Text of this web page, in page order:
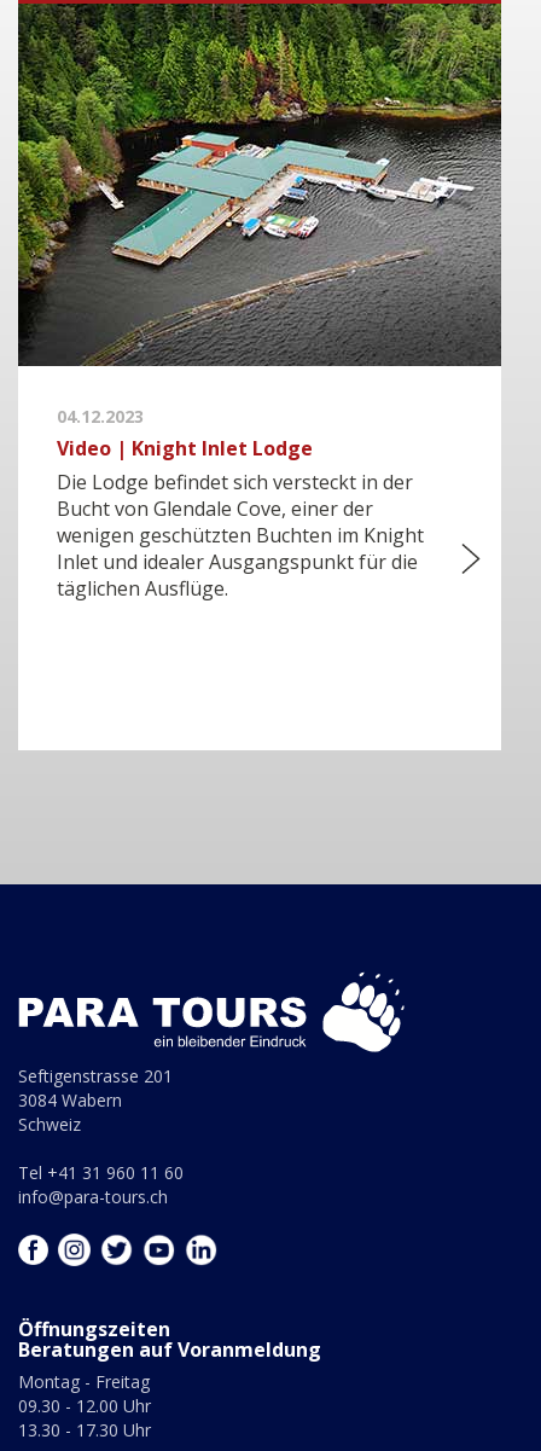
04.12.2023
Video | Knight Inlet Lodge
Die Lodge befindet sich versteckt in der
Bucht von Glendale Cove, einer der
wenigen geschützten Buchten im Knight
Inlet und idealer Ausgangspunkt für die
täglichen Ausflüge.
Seftigenstrasse 201
3084 Wabern
Schweiz
Tel +41 31 960 11 60
info@para-tours.ch
Öffnungszeiten
Beratungen auf Voranmeldung
Montag - Freitag
09.30 - 12.00 Uhr
13.30 - 17.30 Uhr